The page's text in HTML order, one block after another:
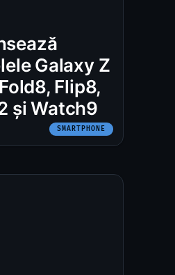
Galaxy Z
Flip8,
și Watch9
SMARTPHONE